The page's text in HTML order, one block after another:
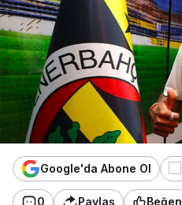
Google'da Abone Ol
0 Paylaş Beğen